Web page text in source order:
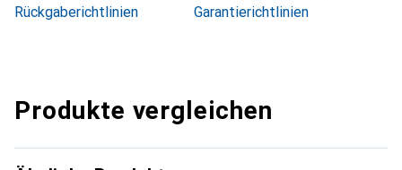
Rückgaberichtlinien
Garantierichtlinien
Produkte vergleichen